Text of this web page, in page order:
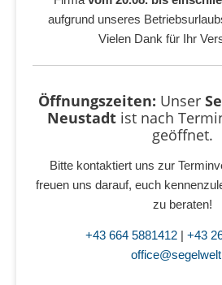
aufgrund unseres
Vielen Dank für Ihr
Öffnungszeiten: Unser
Neustadt ist nach
geöffnet.
Bitte kontaktiert uns zur
freuen uns darauf, euch
zu beraten!
+43 664 5881412 | +43